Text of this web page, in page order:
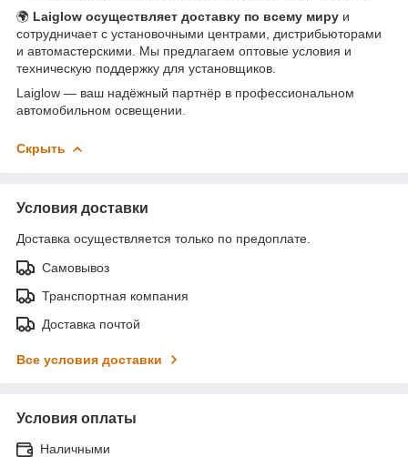
🌍 Laiglow осуществляет доставку по всему миру и
сотрудничает с установочными центрами, дистрибьюторами
и автомастерскими. Мы предлагаем оптовые условия и
техническую поддержку для установщиков.
Laiglow — ваш надёжный партнёр в профессиональном
автомобильном освещении.
Скрыть
Условия доставки
Доставка осуществляется только по предоплате.
Самовывоз
Транспортная компания
Доставка почтой
Все условия доставки
Условия оплаты
Наличными